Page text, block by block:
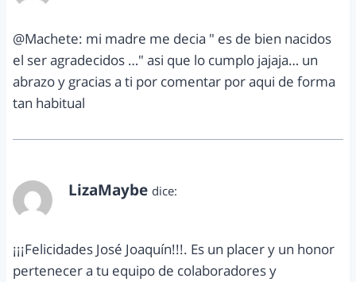
@Machete: mi madre me decia " es de bien nacidos
el ser agradecidos …" asi que lo cumplo jajaja… un
abrazo y gracias a ti por comentar por aqui de forma
tan habitual
LizaMaybe dice:
¡¡¡Felicidades José Joaquín!!!. Es un placer y un honor
pertenecer a tu equipo de colaboradores y